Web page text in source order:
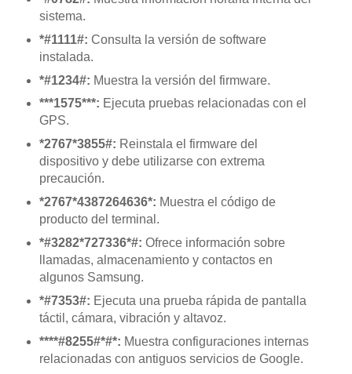
sistema.
*#1111#: Consulta la versión de software
instalada.
*#1234#: Muestra la versión del firmware.
***1575***: Ejecuta pruebas relacionadas con el
GPS.
*2767*3855#: Reinstala el firmware del
dispositivo y debe utilizarse con extrema
precaución.
*2767*4387264636*: Muestra el código de
producto del terminal.
*#3282*727336*#: Ofrece información sobre
llamadas, almacenamiento y contactos en
algunos Samsung.
*#7353#: Ejecuta una prueba rápida de pantalla
táctil, cámara, vibración y altavoz.
****#8255#*#*: Muestra configuraciones internas
relacionadas con antiguos servicios de Google.